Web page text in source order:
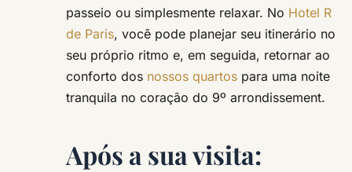
passeio ou simplesmente relaxar. No Hotel R
de Paris, você pode planejar seu itinerário no
seu próprio ritmo e, em seguida, retornar ao
conforto dos nossos quartos para uma noite
tranquila no coração do 9º arrondissement.
Após a sua visita: